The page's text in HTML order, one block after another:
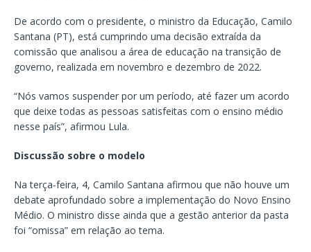
De acordo com o presidente, o ministro da Educação, Camilo
Santana (PT), está cumprindo uma decisão extraída da
comissão que analisou a área de educação na transição de
governo, realizada em novembro e dezembro de 2022.
“Nós vamos suspender por um período, até fazer um acordo
que deixe todas as pessoas satisfeitas com o ensino médio
nesse país”, afirmou Lula.
Discussão sobre o modelo
Na terça-feira, 4, Camilo Santana afirmou que não houve um
debate aprofundado sobre a implementação do Novo Ensino
Médio. O ministro disse ainda que a gestão anterior da pasta
foi “omissa” em relação ao tema.